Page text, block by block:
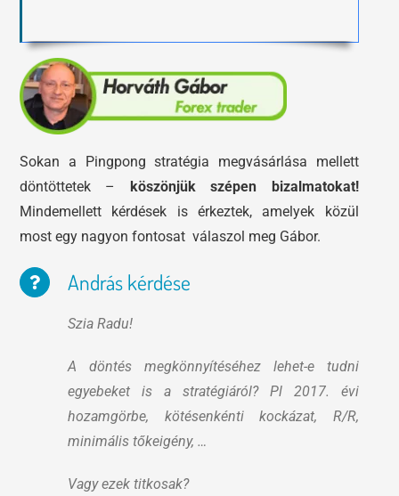
Sokan a Pingpong stratégia megvásárlása mellett
döntöttetek –
köszönjük szépen bizalmatokat!
Mindemellett kérdések is érkeztek, amelyek közül
most egy nagyon fontosat válaszol meg Gábor.
András kérdése
Szia Radu!
A döntés megkönnyítéséhez lehet-e tudni
egyebeket is a stratégiáról? Pl 2017. évi
hozamgörbe, kötésenkénti kockázat, R/R,
minimális tőkeigény, …
Vagy ezek titkosak?